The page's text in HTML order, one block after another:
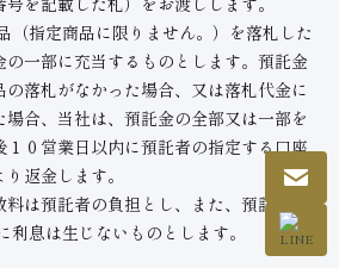
（指定商品に限りません。）を落札した
一部に充当するものとします。預託金
落札がなかった場合、又は落札代金に
合、当社は、預託金の全部又は一部を
０営業日以内に預託者の指定する口座
返金します。
は預託者の負担とし、また、預託金の
息は生じないものとします。